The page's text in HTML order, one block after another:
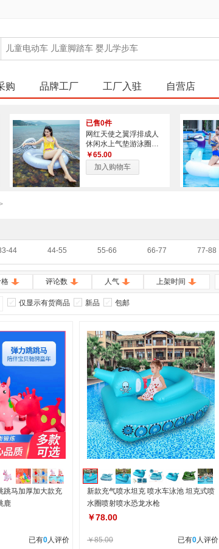
购 品牌工厂 工厂入驻 自营店
已售0件
网红天使之翼浮排成人
休闲水上气垫游泳圈泳
池派对玩具
￥65.00
加入购物车
44 44-55 55-66 66-77 77-88
评论数 人气 上架时间
仅显示有货商品 新品 包邮
跳马加厚加大款充
鹿
已有0人评价
新款充气喷水坦克 喷水车泳池 坦克式喷
水圈喷射喷水恐龙水枪
￥78.00
￥85.00 已有0人评价